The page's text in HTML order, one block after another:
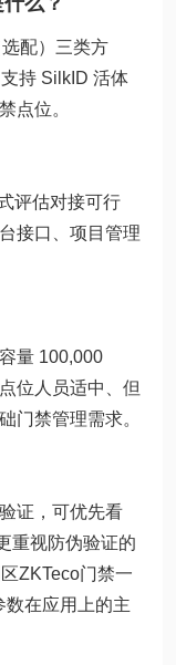
配）三类方
持 SilkID 活体
点位。
评估对接可行
接口、项目管理
量 100,000
位人员适中、但
门禁管理需求。
证，可优先看
重视防伪验证的
ZKTeco门禁一
数在应用上的主